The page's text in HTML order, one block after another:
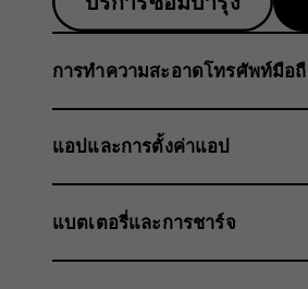
ได้
รับ
การทำความสะอาดโทรศัพท์มือ
แอปและการตั้งค่าแอป
แบตเตอรี่และการชาร์จ